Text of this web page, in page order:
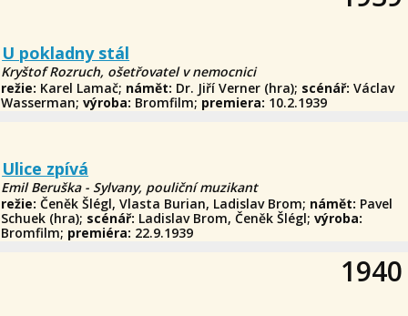
U pokladny stál
Kryštof Rozruch, ošetřovatel v nemocnici
režie: Karel Lamač; námět: Dr. Jiří Verner (hra); scénář: Václav
Wasserman;výroba: Bromfilm; premiera: 10.2.1939
Ulice zpívá
Emil Beruška - Sylvany, pouliční muzikant
režie: Čeněk Šlégl, Vlasta Burian, Ladislav Brom; námět: Pavel
Schuek (hra); scénář: Ladislav Brom, Čeněk Šlégl;výroba:
Bromfilm; premiéra: 22.9.1939
1940